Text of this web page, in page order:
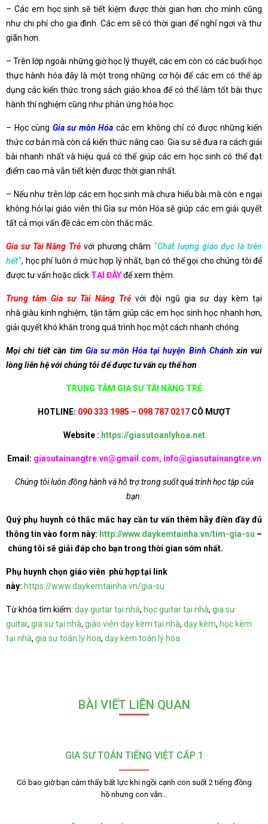
– Các em học sinh sẽ tiết kiệm được thời gian hơn cho mình cũng
như chi phí cho gia đình. Các em sẽ có thời gian để nghỉ ngơi và thư
giãn hơn.
– Trên lớp ngoài những giờ học lý thuyết, các em còn có các buổi học
thực hành hóa đây là một trong những cơ hội để các em có thể áp
dụng các kiến thức trong sách giáo khoa để có thể làm tốt bài thực
hành thí nghiệm cũng như phản ứng hóa học.
– Học cùng Gia sư môn Hóa các em không chỉ có được những kiến
thức cơ bản mà còn cả kiến thức nâng cao. Gia sư sẽ đưa ra cách giải
bài nhanh nhất và hiệu quả có thể giúp các em học sinh có thể đạt
điểm cao mà vẫn tiết kiện được thời gian nhất.
– Nếu như trên lớp các em học sinh mà chưa hiểu bài mà còn e ngại
không hỏi lại giáo viên thì Gia sư môn Hóa sẽ giúp các em giải quyết
tất cả mọi vấn đề các em còn thắc mắc.
Gia sư Tài Năng Trẻ với phương châm “Chất lượng giáo dục là trên
hết”, học phí luôn ở mức hợp lý nhất, bạn có thể gọi cho chúng tôi để
được tư vấn hoặc click TẠI ĐÂYđể xem thêm.
Trung tâm Gia sư Tài Năng Trẻ với đội ngũ gia sư dạy kèm tại
nhà giàu kinh nghiệm, tận tâm giúp các em học sinh học nhanh hơn,
giải quyết khó khăn trong quá trình học một cách nhanh chóng.
Mọi chi tiết cần tìm Gia sư môn Hóa tại huyện Bình Chánh xin vui
lòng liên hệ với chúng tôi để được tư vấn cụ thể hơn
TRUNG TÂM GIA SƯ TÀI NĂNG TRẺ
HOTLINE: 090 333 1985 – 098 787 0217 CÔ MƯỢT
Website : https://giasutoanlyhoa.net
Email: giasutainangtre.vn@gmail.com, info@giasutainangtre.vn
Chúng tôi luôn đồng hành và hỗ trợ trong suốt quá trình học tập của
bạn.
Quý phụ huynh có thắc mắc hay cần tư vấn thêm hãy điền đầy đủ
thông tin vào form này: http://www.daykemtainha.vn/tim-gia-su –
chúng tôi sẽ giải đáp cho bạn trong thời gian sớm nhất.
Phụ huynh chọn giáo viên phù hợp tại link
này: https://www.daykemtainha.vn/gia-su
Từ khóa tìm kiếm: dạy guitar tại nhà, học guitar tại nhà, gia sư
guitar, gia sư tại nhà, giáo viên dạy kèm tại nhà, dạy kèm, học kèm
tại nhà, gia sư toán lý hóa, dạy kèm toán lý hóa
BÀI VIẾT LIÊN QUAN
GIA SƯ TOÁN TIẾNG VIỆT CẤP 1
Có bao giờ bạn cảm thấy bất lực khi ngồi cạnh con suốt 2 tiếng đồng
hồ nhưng con vẫn…